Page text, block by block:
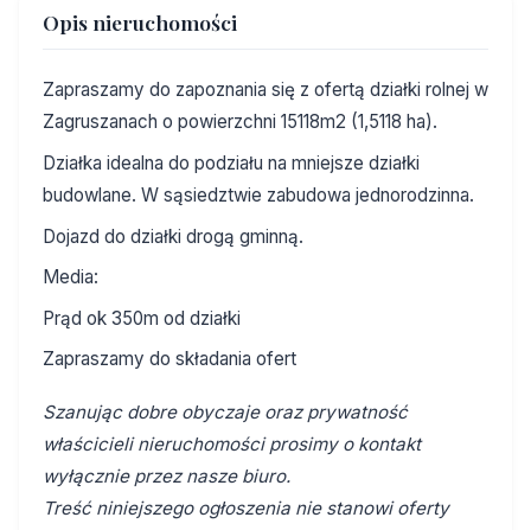
Opis nieruchomości
Zapraszamy do zapoznania się z ofertą działki rolnej w
Zagruszanach o powierzchni 15118m2 (1,5118 ha).
Działka idealna do podziału na mniejsze działki
budowlane. W sąsiedztwie zabudowa jednorodzinna.
Dojazd do działki drogą gminną.
Media:
Prąd ok 350m od działki
Zapraszamy do składania ofert
Szanując dobre obyczaje oraz prywatność
właścicieli nieruchomości prosimy o kontakt
wyłącznie przez nasze biuro.
Treść niniejszego ogłoszenia nie stanowi oferty